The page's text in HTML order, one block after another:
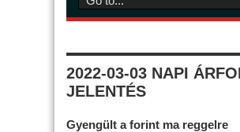
2022-03-03 NAPI
JELENTÉS
Gyengült a forint ma reggelre